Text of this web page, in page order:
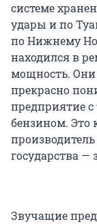
системе
удары и по
по Нижнему
находился в
мощность. Они
прекрасно
предприятие с
бензином. Это
государства
Звучащие